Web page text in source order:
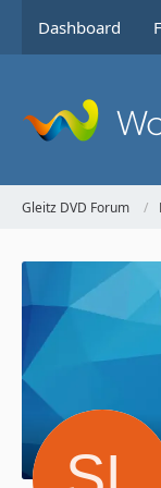
Dashboard
Gleitz DVD Forum